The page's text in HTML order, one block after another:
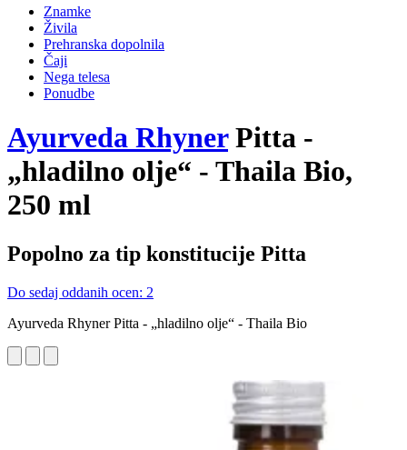
Znamke
Živila
Prehranska dopolnila
Čaji
Nega telesa
Ponudbe
Ayurveda RhynerPitta -
„hladilno olje“ - Thaila Bio,
250 ml
Popolno za tip konstitucije Pitta
Do sedaj oddanih ocen: 2
Ayurveda Rhyner Pitta - „hladilno olje“ - Thaila Bio